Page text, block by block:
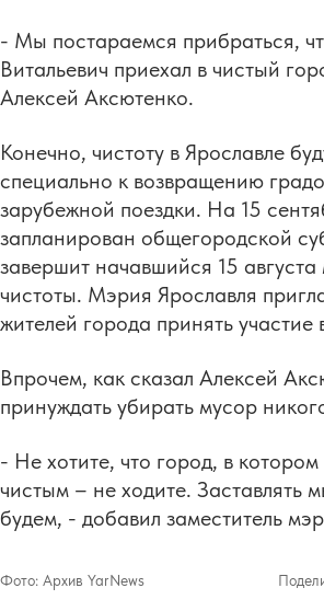
- Мы постараемся прибраться,
Витальевич приехал в чистый
Алексей Аксютенко.
Конечно, чистоту в Ярославле
специально к возвращению
зарубежной поездки. На 15
запланирован общегородской
завершит начавшийся 15 августа
чистоты. Мэрия Ярославля
жителей города принять участие
Впрочем, как сказал Алексей
принуждать убирать мусор
- Не хотите, что город, в
чистым – не ходите. Заставлять
будем, - добавил заместитель
Фото: Архив YarNews